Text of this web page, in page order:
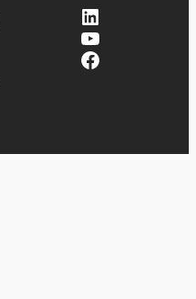
LinkedIn
YouTube
Facebook